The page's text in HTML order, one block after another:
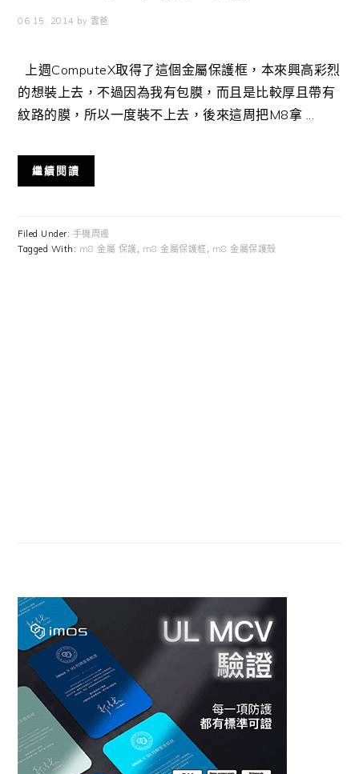
06 15, 2014 by 雲爸
上週ComputeX取得了這個金屬保護框，本來興高彩烈
的想裝上去，不過因為我有包膜，而且是比較厚且帶有
紋路的膜，所以一度裝不上去，後來這周把M8拿 ...
繼續閱讀
Filed Under: 手機周邊
Tagged With: m8 金屬 保護, m8 金屬保護框, m8 金屬保護殼